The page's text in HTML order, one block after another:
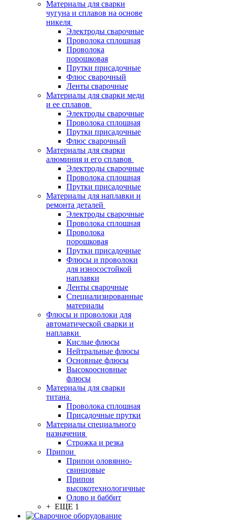
Материалы для сварки
чугуна и сплавов на основе
никеля
Электроды сварочные
Проволока сплошная
Проволока
порошковая
Прутки присадочные
Флюс сварочный
Ленты сварочные
Материалы для сварки меди
и ее сплавов
Электроды сварочные
Проволока сплошная
Прутки присадочные
Флюс сварочный
Материалы для сварки
алюминия и его сплавов
Электроды сварочные
Проволока сплошная
Прутки присадочные
Материалы для наплавки и
ремонта деталей
Электроды сварочные
Проволока сплошная
Проволока
порошковая
Прутки присадочные
Флюсы и проволоки
для износостойкой
наплавки
Ленты сварочные
Специализированные
материалы
Флюсы и проволоки для
автоматической сварки и
наплавки
Кислые флюсы
Нейтральные флюсы
Основные флюсы
Высокоосновные
флюсы
Материалы для сварки
титана
Проволока сплошная
Присадочные прутки
Материалы специального
назначения
Строжка и резка
Припои
Припои оловянно-
свинцовые
Припои
высокотехнологичные
Олово и баббит
+ ЕЩЕ 1